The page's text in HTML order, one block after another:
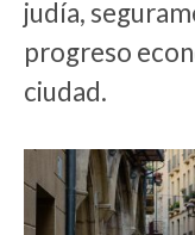
judía,
progreso
ciudad.